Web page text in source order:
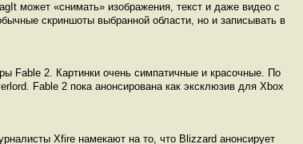
может «снимать» изображения, текст и даже видео с
скриншоты выбранной области, но и записывать в
Fable 2. Картинки очень симпатичные и красочные. По
Fable 2 пока анонсирована как эксклюзив для Xbox
Xfire намекают на то, что Blizzard анонсирует